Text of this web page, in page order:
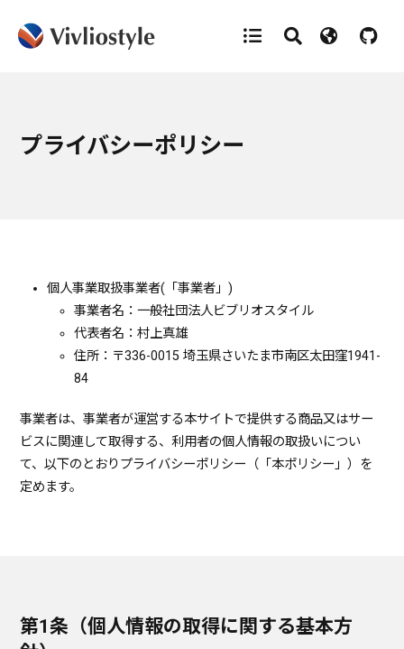
プライバシーポリシー
個人事業取扱事業者(「事業者」)
事業者名：一般社団法人ビブリオスタイル
代表者名：村上真雄
住所：〒336-0015 埼玉県さいたま市南区太田窪1941-
84
事業者は、事業者が運営する本サイトで提供する商品又はサー
ビスに関連して取得する、利用者の個人情報の取扱いについ
て、以下のとおりプライバシーポリシー（「本ポリシー」）を
定めます。
第1条（個人情報の取得に関する基本方